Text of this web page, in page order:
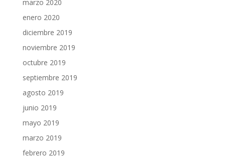
marzo 2020
enero 2020
diciembre 2019
noviembre 2019
octubre 2019
septiembre 2019
agosto 2019
junio 2019
mayo 2019
marzo 2019
febrero 2019